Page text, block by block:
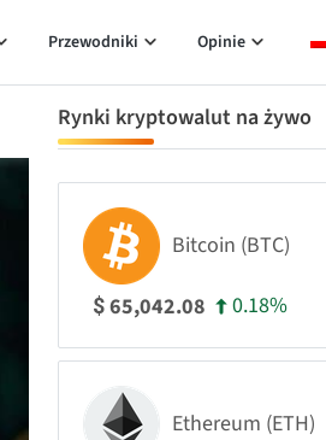
Przewodniki Opinie
Rynki kryptowalut na żywo
Bitcoin (BTC)
$65,042.08 0.18%
Ethereum (ETH)